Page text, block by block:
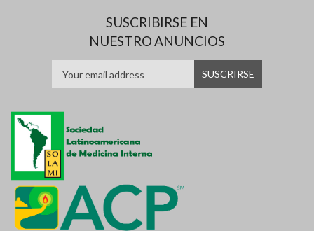
SUSCRIBIRSE EN
NUESTRO ANUNCIOS